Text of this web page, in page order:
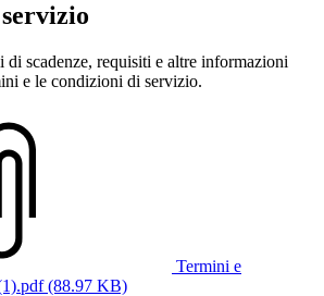
di scadenze, requisiti e altre informazioni
e le condizioni di servizio.
Termini e
(88.97 KB)